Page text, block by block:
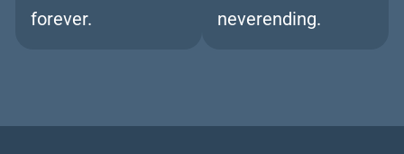
forever.
neverending.